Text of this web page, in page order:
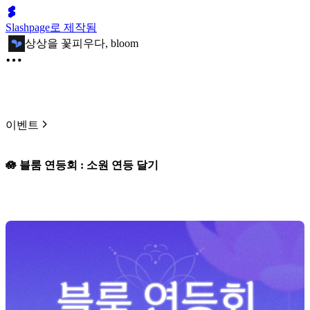
Slashpage로 제작됨
상상을 꽃피우다, bloom
이벤트
🪷 블룸 연등회 : 소원 연등 달기